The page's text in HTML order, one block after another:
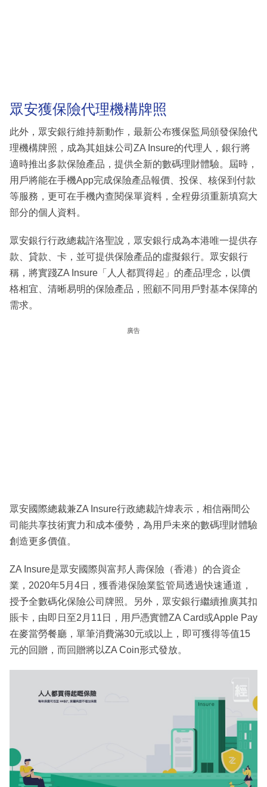
眾安獲保險代理機構牌照
此外，眾安銀行維持新動作，最新公布獲保監局頒發保險代
理機構牌照，成為其姐妹公司ZA Insure的代理人，銀行將
適時推出多款保險產品，提供全新的數碼理財體驗。屆時，
用戶將能在手機App完成保險產品報價、投保、核保到付款
等服務，更可在手機內查閱保單資料，全程毋須重新填寫大
部分的個人資料。
眾安銀行行政總裁許洛聖說，眾安銀行成為本港唯一提供存
款、貸款、卡，並可提供保險產品的虛擬銀行。眾安銀行
稱，將實踐ZA Insure「人人都買得起」的產品理念，以價
格相宜、清晰易明的保險產品，照顧不同用戶對基本保障的
需求。
廣告
眾安國際總裁兼ZA Insure行政總裁許煒表示，相信兩間公
司能共享技術實力和成本優勢，為用戶未來的數碼理財體驗
創造更多價值。
ZA Insure是眾安國際與富邦人壽保險（香港）的合資企
業，2020年5月4日，獲香港保險業監管局透過快速通道，
授予全數碼化保險公司牌照。另外，眾安銀行繼續推廣其扣
賬卡，由即日至2月11日，用戶憑實體ZA Card或Apple Pay
在麥當勞餐廳，單筆消費滿30元或以上，即可獲得等值15
元的回贈，而回贈將以ZA Coin形式發放。